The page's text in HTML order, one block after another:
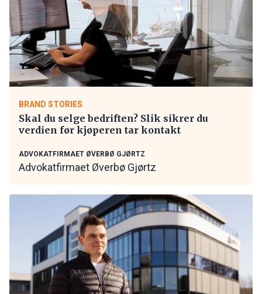
BRAND STORIES
Skal du selge bedriften? Slik sikrer du
verdien før kjøperen tar kontakt
ADVOKATFIRMAET ØVERBØ GJØRTZ
Advokatfirmaet Øverbø Gjørtz